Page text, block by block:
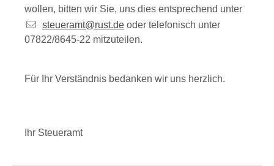
wollen, bitten wir Sie, uns dies entsprechend unter
steueramt@rust.deoder telefonisch unter
07822/8645-22 mitzuteilen.
Für Ihr Verständnis bedanken wir uns herzlich.
Ihr Steueramt